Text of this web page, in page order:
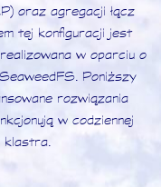
oraz agregacji łącz
tej konfiguracji jest
w oparciu o
Poniższy
rozwiązania
w codziennej
klastra.